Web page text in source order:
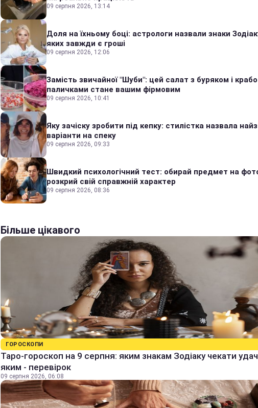
09 серпня 2026, 13:14
Доля на їхньому боці: астрологи назвали знаки
яких завжди є гроші
09 серпня 2026, 12:06
Замість звичайної "Шуби": цей салат з буряком і
паличками стане вашим фірмовим
09 серпня 2026, 10:41
Яку зачіску зробити під кепку: стилістка назвала
варіанти на спеку
09 серпня 2026, 09:33
Швидкий психологічний тест: обирай предмет на
розкрий свій справжній характер
09 серпня 2026, 08:36
Більше цікавого
ГОРОСКОПИ
Таро-гороскоп на 9 серпня: яким знакам Зодіаку чекати
яким - перевірок
09 серпня 2026, 06:08